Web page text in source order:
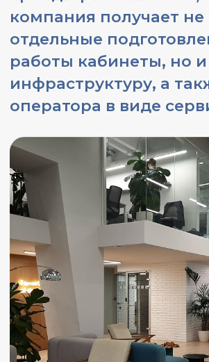
ЗАПИСАТЬСЯ НА ПРОСМОТР
и выгода
Прямой договор:Вы заключаете
договор аренды напрямую с
собственником, без посредников и
скрытых комиссий.
Все включено:
В арендную ставку уже
входят НДС и операционные расходы
(OPEX). Никаких непредвиденных
переплат.